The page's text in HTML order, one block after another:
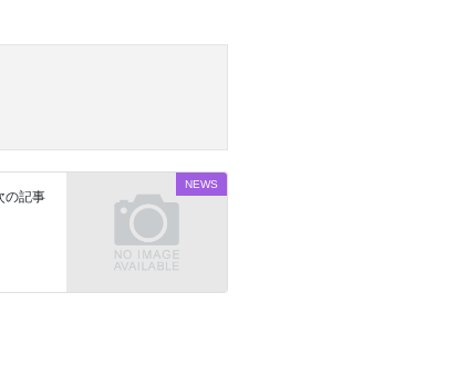
NEWS
の記事